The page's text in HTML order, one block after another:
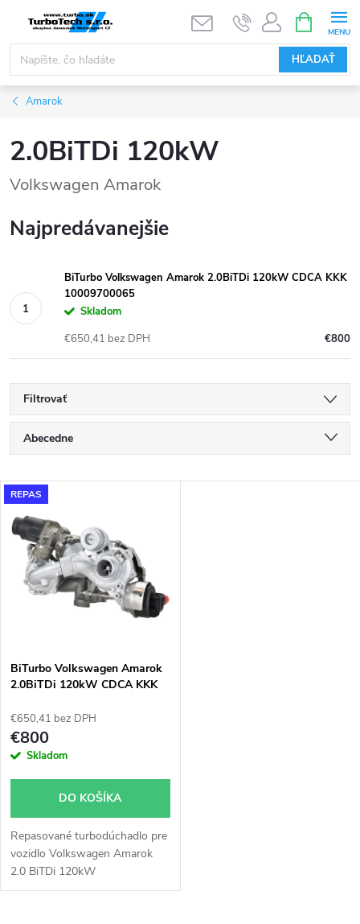
obsah
HĽADAŤ
KOŠÍK
Amarok
2.0BiTDi 120kW
Volkswagen Amarok
Najpredávanejšie
BiTurbo Volkswagen Amarok 2.0BiTDi 120kW CDCA KKK
10009700065
Skladom
€800
€650,41 bez DPH
Filtrovať
R
a
d
e
p
r
d
u
Abecedne
Najdrahšie
Najpredávanejšie
V
ý
p
s
p
r
o
d
u
k
REPAS
BiTurbo Volkswagen Amarok
2.0BiTDi 120kW CDCA KKK
€650,41 bez DPH
€800
Skladom
DO KOŠÍKA
Repasované turbodúchadlo pre
vozidlo Volkswagen Amarok
2.0 BiTDi 120kW